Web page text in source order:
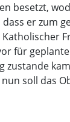
besetzt,
er zum
für
soll das